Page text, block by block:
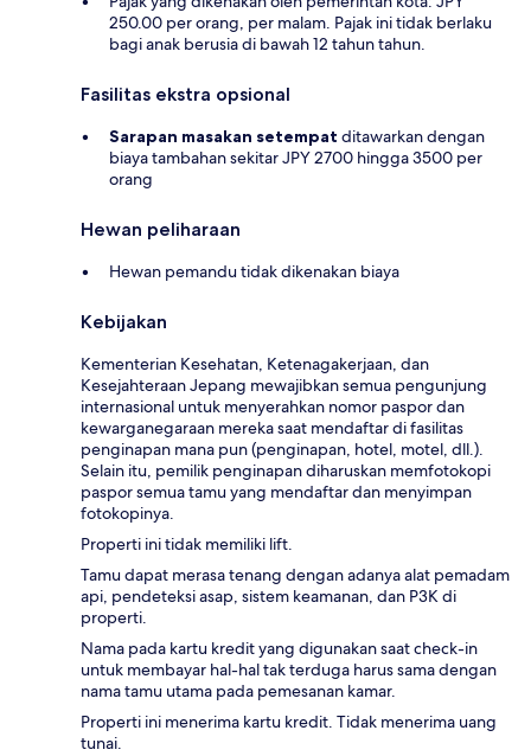
250.00 per orang, per malam. Pajak ini tidak berlaku
bagi anak berusia di bawah 12 tahun tahun.
Fasilitas ekstra opsional
Sarapan masakan setempat ditawarkan dengan
biaya tambahan sekitar JPY 2700 hingga 3500 per
orang
Hewan peliharaan
Hewan pemandu tidak dikenakan biaya
Kebijakan
Kementerian Kesehatan, Ketenagakerjaan, dan
Kesejahteraan Jepang mewajibkan semua pengunjung
internasional untuk menyerahkan nomor paspor dan
kewarganegaraan mereka saat mendaftar di fasilitas
penginapan mana pun (penginapan, hotel, motel, dll.).
Selain itu, pemilik penginapan diharuskan memfotokopi
paspor semua tamu yang mendaftar dan menyimpan
fotokopinya.
Properti ini tidak memiliki lift.
Tamu dapat merasa tenang dengan adanya alat pemadam
api, pendeteksi asap, sistem keamanan, dan P3K di
properti.
Nama pada kartu kredit yang digunakan saat check-in
untuk membayar hal-hal tak terduga harus sama dengan
nama tamu utama pada pemesanan kamar.
Properti ini menerima kartu kredit. Tidak menerima uang
tunai.